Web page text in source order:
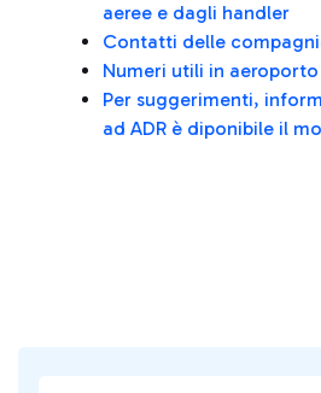
aeree e dagli handler
Contatti delle
Numeri utili in aeroporto
Per suggerimenti,
ad ADR è diponibile il